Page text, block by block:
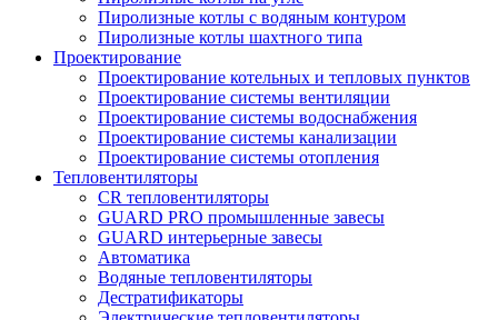
Пиролизные котлы с водяным контуром
Пиролизные котлы шахтного типа
Проектирование
Проектирование котельных и тепловых пунктов
Проектирование системы вентиляции
Проектирование системы водоснабжения
Проектирование системы канализации
Проектирование системы отопления
Тепловентиляторы
CR тепловентиляторы
GUARD PRO промышленные завесы
GUARD интерьерные завесы
Автоматика
Водяные тепловентиляторы
Дестратификаторы